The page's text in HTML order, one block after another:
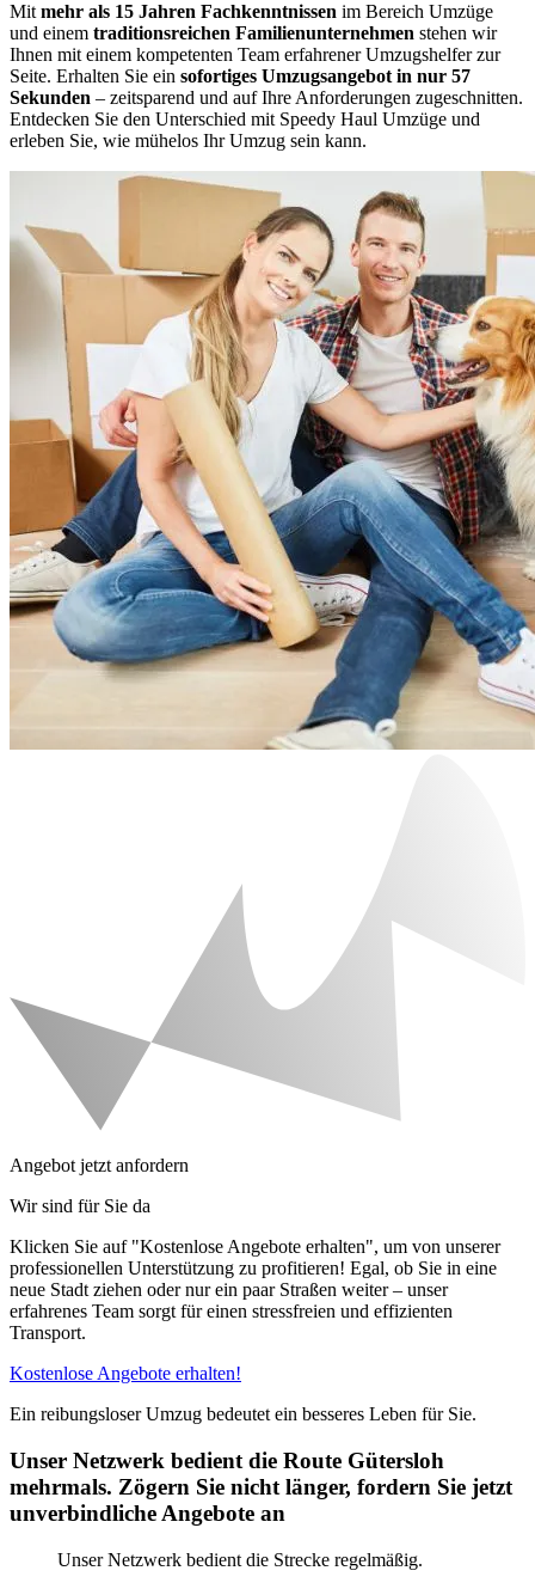
Mit mehr als 15 Jahren Fachkenntnissen im Bereich Umzüge
und einem traditionsreichen Familienunternehmen stehen wir
Ihnen mit einem kompetenten Team erfahrener Umzugshelfer zur
Seite. Erhalten Sie ein sofortiges Umzugsangebot in nur 57
Sekunden – zeitsparend und auf Ihre Anforderungen zugeschnitten.
Entdecken Sie den Unterschied mit Speedy Haul Umzüge und
erleben Sie, wie mühelos Ihr Umzug sein kann.
Angebot jetzt anfordern
Wir sind für Sie da
Klicken Sie auf "Kostenlose Angebote erhalten", um von unserer
professionellen Unterstützung zu profitieren! Egal, ob Sie in eine
neue Stadt ziehen oder nur ein paar Straßen weiter – unser
erfahrenes Team sorgt für einen stressfreien und effizienten
Transport.
Kostenlose Angebote erhalten!
Ein reibungsloser Umzug bedeutet ein besseres Leben für Sie.
Unser Netzwerk bedient die Route Gütersloh
mehrmals. Zögern Sie nicht länger, fordern Sie jetzt
unverbindliche Angebote an
Unser Netzwerk bedient die Strecke regelmäßig.